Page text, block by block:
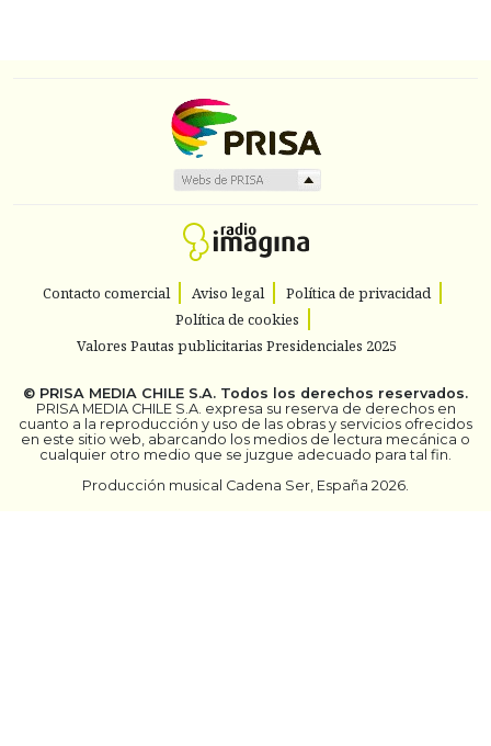
Contacto comercial Aviso legal
Política de privacidad
Política de cookies
Valores Pautas publicitarias Presidenciales 2025
© PRISA MEDIA CHILE S.A. Todos los derechos reservados.
PRISA MEDIA CHILE S.A. expresa su reserva de derechos en
cuanto a la reproducción y uso de las obras y servicios ofrecidos
en este sitio web, abarcando los medios de lectura mecánica o
cualquier otro medio que se juzgue adecuado para tal fin.
Producción musical Cadena Ser, España 2026.